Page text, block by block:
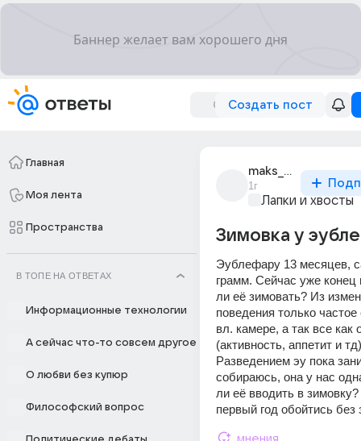
Создать пост
Главная
Моя лента
Пространства
В ТОПЕ НА ОТВЕТАХ
Информационные технологии
А сейчас что-то совсем другое
О любви без купюр
Философский вопрос
maks_44956
1г
Лапки и хвосты
Зимовка у
Эублефару 13 месяцев,
грамм. Сейчас уже конец
ли её зимовать? Из
поведения только
вл. камере, а так все как
(активность, аппетит и
Разведением эу пока
собираюсь, она у нас
ли её вводить в
первый год обойтись без